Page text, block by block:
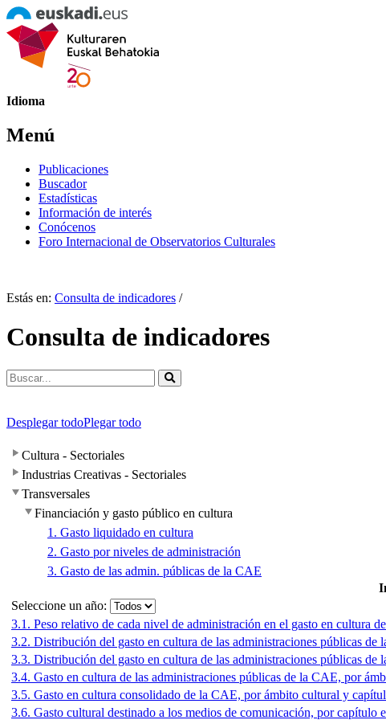
Idioma
Menú
Publicaciones
Buscador
Estadísticas
Información de interés
Conócenos
Foro Internacional de Observatorios Culturales
Estás en: Consulta de indicadores /
Consulta de indicadores
Desplegar todoPlegar todo
Cultura - Sectoriales
Industrias Creativas - Sectoriales
Transversales
Financiación y gasto público en cultura
1. Gasto liquidado en cultura
2. Gasto por niveles de administración
3. Gasto de las admin. públicas de la CAE
Seleccione un año:
3.1. Peso relativo de cada nivel de administración en el gasto en cultura
3.2. Distribución del gasto en cultura de las administraciones públicas
3.3. Distribución del gasto en cultura de las administraciones públicas
3.4. Gasto en cultura de las administraciones públicas de la CAE, por
3.5. Gasto en cultura consolidado de la CAE, por ámbito cultural y
3.6. Gasto cultural destinado a los medios de comunicación, por capítulo